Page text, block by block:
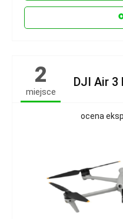
2
miejsce
DJI Air 3
ocena